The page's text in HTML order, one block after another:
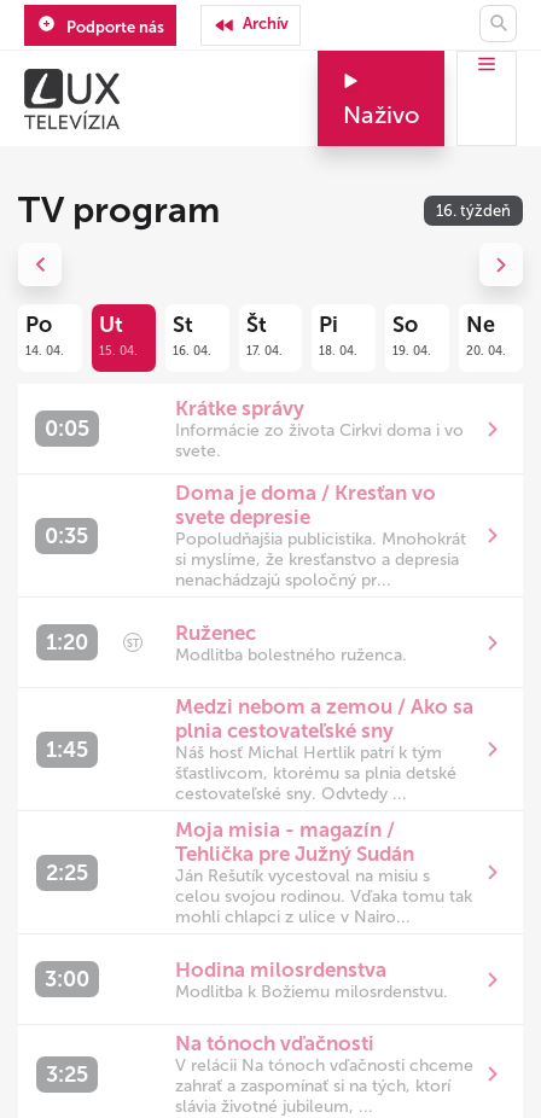
Podporte nás Archív
Naživo
TV program 16. týždeň
Po
14. 04.
Ut
15. 04.
St
16. 04.
Št
17. 04.
Pi
18. 04.
So
19. 04.
Ne
20. 04.
Previous Next
0:05
Krátke správy
Informácie zo života Cirkvi doma i vo
svete.
0:35
Doma je doma / Kresťan vo
svete depresie
Popoludňajšia publicistika. Mnohokrát
si myslíme, že kresťanstvo a depresia
nenachádzajú spoločný pr...
1:20 ST Ruženec
Modlitba bolestného ruženca.
1:45
Medzi nebom a zemou / Ako sa
plnia cestovateľské sny
Náš hosť Michal Hertlik patrí k tým
šťastlivcom, ktorému sa plnia detské
cestovateľské sny. Odvtedy ...
2:25
Moja misia - magazín /
Tehlička pre Južný Sudán
Ján Rešutík vycestoval na misiu s
celou svojou rodinou. Vďaka tomu tak
mohli chlapci z ulice v Nairo...
3:00 Hodina milosrdenstva
Modlitba k Božiemu milosrdenstvu.
3:25
Na tónoch vďačnosti
V relácii Na tónoch vďačnosti chceme
zahrať a zaspomínať si na tých, ktorí
slávia životné jubileum, ...